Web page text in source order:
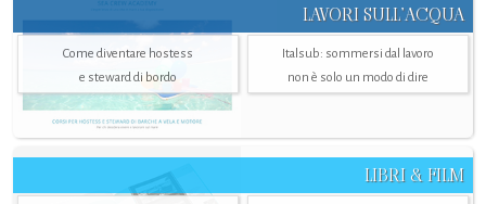
LAVORI SULL’ACQUA
Come diventare hostess
e steward di bordo
Italsub: sommersi dal lavoro
non è solo un modo di dire
LIBRI & FILM